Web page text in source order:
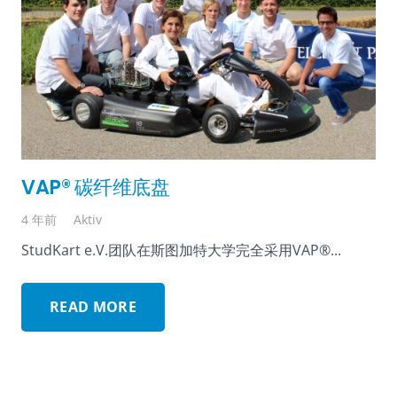
VAP® 碳纤维底盘
4 年前 Aktiv
StudKart e.V.团队在斯图加特大学完全采用VAP®...
READ MORE